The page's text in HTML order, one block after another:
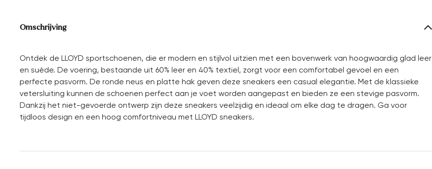
Omschrijving
Ontdek de LLOYD sportschoenen, die er modern en stijlvol uitzien met een bovenwerk van hoogwaardig glad leer
en suède. De voering, bestaande uit 60% leer en 40% textiel, zorgt voor een comfortabel gevoel en een
perfecte pasvorm. De ronde neus en platte hak geven deze sneakers een casual elegantie. Met de klassieke
vetersluiting kunnen de schoenen perfect aan je voet worden aangepast en bieden ze een stevige pasvorm.
Dankzij het niet-gevoerde ontwerp zijn deze sneakers veelzijdig en ideaal om elke dag te dragen. Ga voor
tijdloos design en een hoog comfortniveau met LLOYD sneakers.